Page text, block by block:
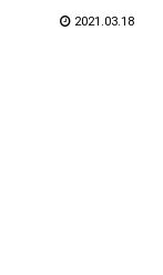
2021.03.18